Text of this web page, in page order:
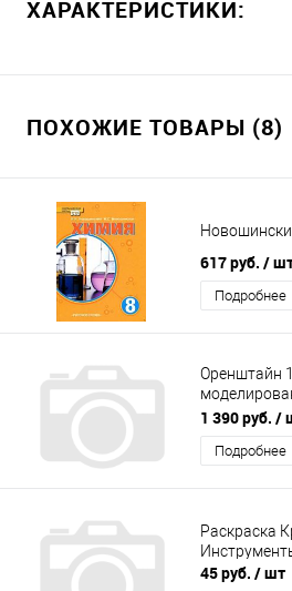
ХАРАКТЕРИСТИКИ:
ПОХОЖИЕ ТОВАРЫ (8)
617 руб. /
Подробнее
Оренштайн
1 390 руб. /
Подробнее
Раскраска
45 руб. / шт